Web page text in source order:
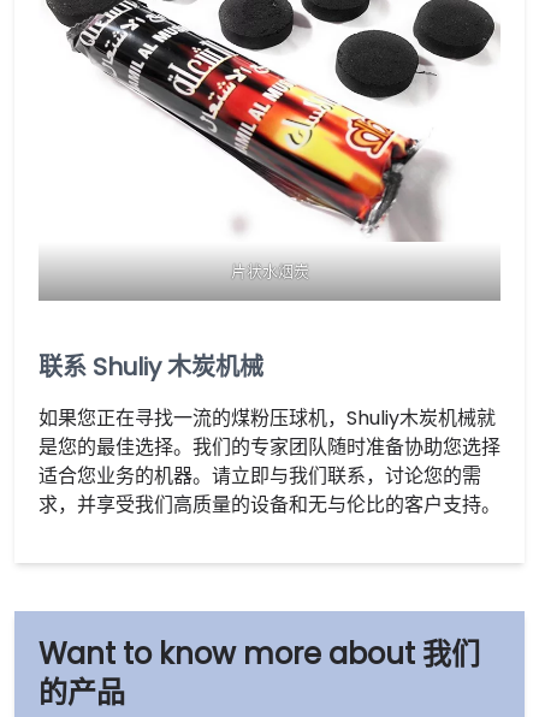
我们
的产品
片状水烟炭
联系 Shuliy 木炭机械
如果您正在寻找一流的煤粉压球机，Shuliy木炭机械就
是您的最佳选择。我们的专家团队随时准备协助您选择
适合您业务的机器。请立即与我们联系，讨论您的需
求，并享受我们高质量的设备和无与伦比的客户支持。